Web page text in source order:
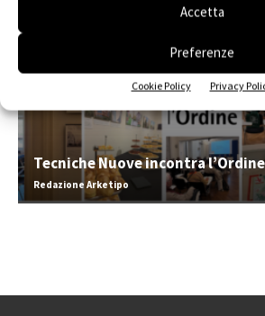
Accetta
Preferenze
Cookie Policy Privacy
Tecniche Nuove incontra
Redazione Arketipo